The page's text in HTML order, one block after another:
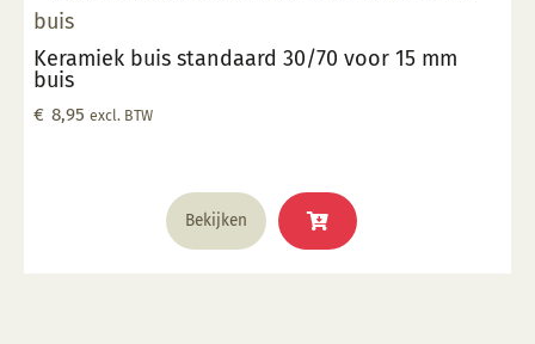
Keramiek buis standaard 30/70 voor 15 mm
buis
€ 8,95 excl. BTW
Bekijken